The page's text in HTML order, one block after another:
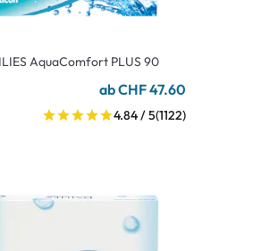
AquaComfort PLUS 90
ab CHF 47.60
4.84 / 5(1122)